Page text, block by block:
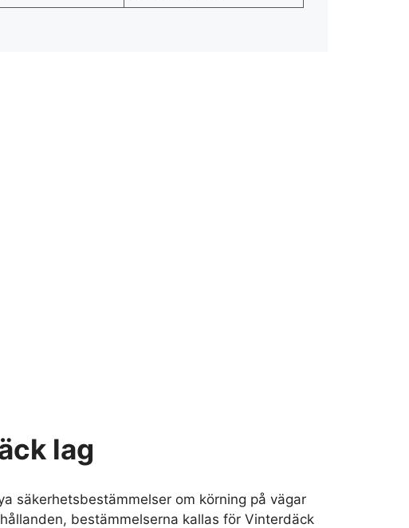
lag
säkerhetsbestämmelser om körning på vägar
bestämmelserna kallas för Vinterdäck